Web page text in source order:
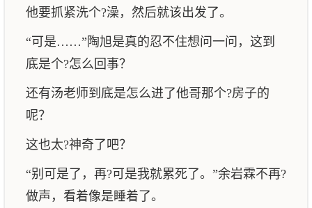
他要抓紧洗个?澡，然后就该出发了。
“可是……”陶旭是真的忍不住想问一问，这到
底是个?怎么回事？
还有汤老师到底是怎么进了他哥那个?房子的
呢？
这也太?神奇了吧？
“别可是了，再?可是我就累死了。”余岩霖不再?
做声，看着像是睡着了。